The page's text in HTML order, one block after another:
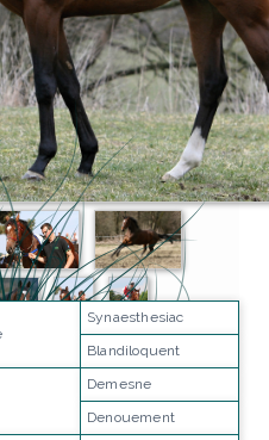
Synaesthesiac
Blandiloquent
Demesne
Denouement